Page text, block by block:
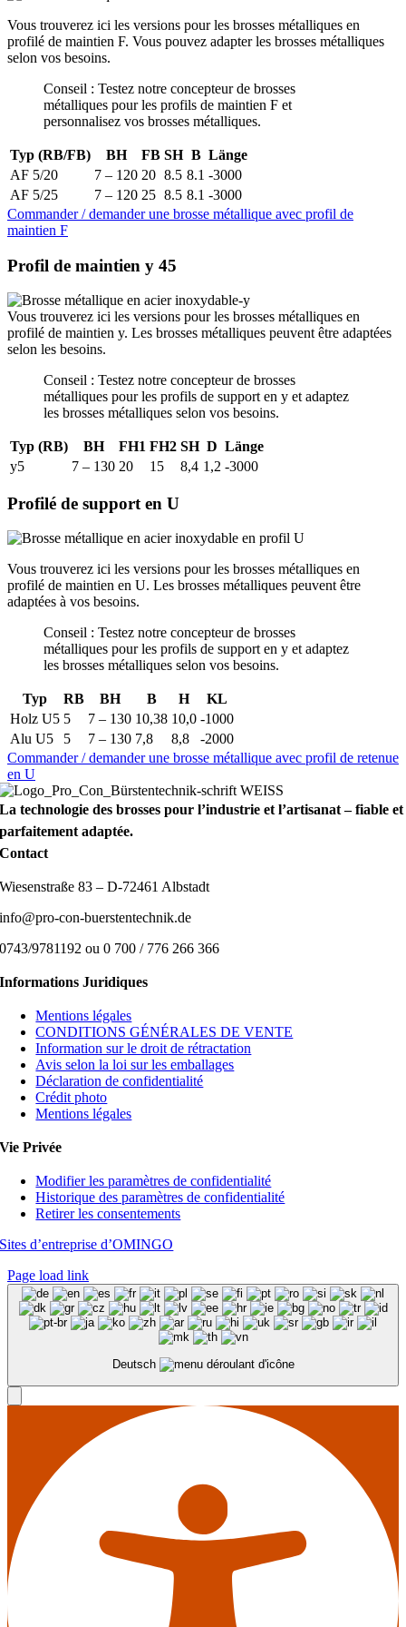
Vous trouverez ici les versions pour les brosses métalliques en
profilé de maintien F. Vous pouvez adapter les brosses métalliques
selon vos besoins.
Conseil : Testez notre concepteur de brosses
métalliques pour les profils de maintien F et
personnalisez vos brosses métalliques.
Typ (RB/FB) BH FB SH B Länge
AF 5/20
7 – 120 20 8.5 8.1 -3000
AF 5/25
7 – 120 25 8.5 8.1 -3000
Commander / demander une brosse métallique avec profil de
maintien F
Profil de maintien y 45
Vous trouverez ici les versions pour les brosses métalliques en
profilé de maintien y. Les brosses métalliques peuvent être adaptées
selon les besoins.
Conseil : Testez notre concepteur de brosses
métalliques pour les profils de support en y et adaptez
les brosses métalliques selon vos besoins.
Typ (RB) BH FH1 FH2 SH D Länge
y5
7 – 130 20 15 8,4 1,2 -3000
Profilé de support en U
Vous trouverez ici les versions pour les brosses métalliques en
profilé de maintien en U. Les brosses métalliques peuvent être
adaptées à vos besoins.
Conseil : Testez notre concepteur de brosses
métalliques pour les profils de support en y et adaptez
les brosses métalliques selon vos besoins.
Typ RB BH B H
KL
Holz U5 5 7 – 130 10,38 10,0 -1000
Alu U5
5 7 – 130 7,8 8,8
-2000
Commander / demander une brosse métallique avec profil de retenue
en U
La technologie des brosses pour l’industrie et l’artisanat – fiable et
parfaitement adaptée.
Contact
Wiesenstraße 83 – D-72461 Albstadt
info@pro-con-buerstentechnik.de
0743/9781192 ou 0 700 / 776 266 366
Informations Juridiques
Mentions légales
CONDITIONS GÉNÉRALES DE VENTE
Information sur le droit de rétractation
Avis selon la loi sur les emballages
Déclaration de confidentialité
Crédit photo
Mentions légales
Vie Privée
Modifier les paramètres de confidentialité
Historique des paramètres de confidentialité
Retirer les consentements
Sites d’entreprise d’OMINGO
Page load link
Deutsch